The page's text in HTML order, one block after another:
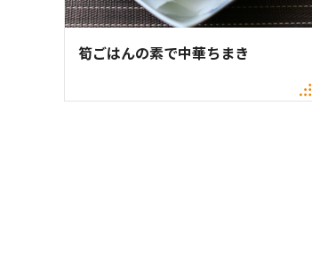
筍ごはんの素で中華ちまき